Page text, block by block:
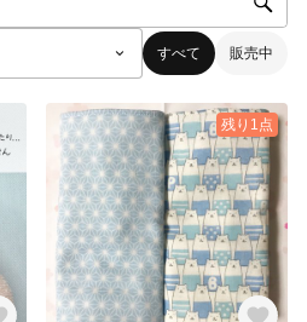
すべて 販売中
残り1点